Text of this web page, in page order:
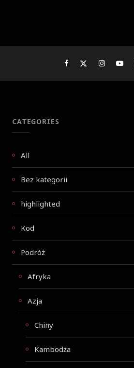
CATEGORIES
All
Bez kategorii
highlighted
Kod
Podróż
Afryka
Azja
Chiny
Kambodża